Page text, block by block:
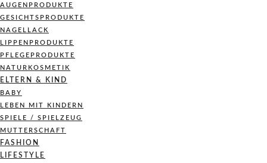
AUGENPRODUKTE
GESICHTSPRODUKTE
NAGELLACK
LIPPENPRODUKTE
PFLEGEPRODUKTE
NATURKOSMETIK
ELTERN & KIND
BABY
LEBEN MIT KINDERN
SPIELE / SPIELZEUG
MUTTERSCHAFT
FASHION
LIFESTYLE